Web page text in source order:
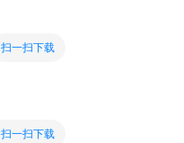
扫一扫下载
扫一扫下载